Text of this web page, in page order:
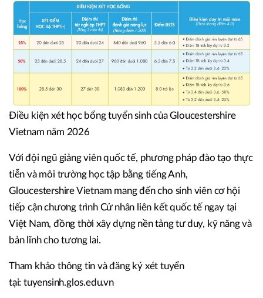
Điều kiện xét học bổng tuyển sinh của Gloucestershire
Vietnam năm 2026
Với đội ngũ giảng viên quốc tế, phương pháp đào tạo thực
tiễn và môi trường học tập bằng tiếng Anh,
Gloucestershire Vietnam mang đến cho sinh viên cơ hội
tiếp cận chương trình Cử nhân liên kết quốc tế ngay tại
Việt Nam, đồng thời xây dựng nền tảng tư duy, kỹ năng và
bản lĩnh cho tương lai.
Tham khảo thông tin và đăng ký xét tuyển
tại: tuyensinh.glos.edu.vn